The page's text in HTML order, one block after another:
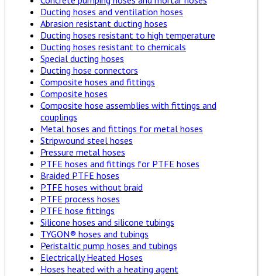
Ducting hoses and ventilation hoses
Abrasion resistant ducting hoses
Ducting hoses resistant to high temperature
Ducting hoses resistant to chemicals
Special ducting hoses
Ducting hose connectors
Composite hoses and fittings
Composite hoses
Composite hose assemblies with fittings and
couplings
Metal hoses and fittings for metal hoses
Stripwound steel hoses
Pressure metal hoses
PTFE hoses and fittings for PTFE hoses
Braided PTFE hoses
PTFE hoses without braid
PTFE process hoses
PTFE hose fittings
Silicone hoses and silicone tubings
TYGON® hoses and tubings
Peristaltic pump hoses and tubings
Electrically Heated Hoses
Hoses heated with a heating agent